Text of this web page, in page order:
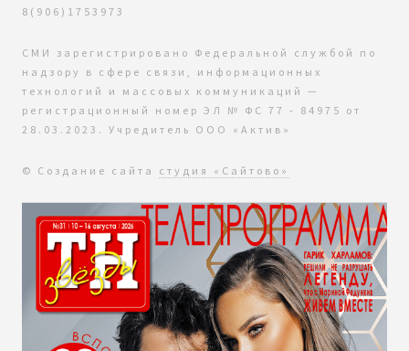
8(906)1753973
СМИ зарегистрировано Федеральной службой по
надзору в сфере связи, информационных
технологий и массовых коммуникаций —
регистрационный номер ЭЛ № ФС 77 - 84975 от
28.03.2023. Учредитель ООО «Актив»
© Создание сайта студия «Сайтово»